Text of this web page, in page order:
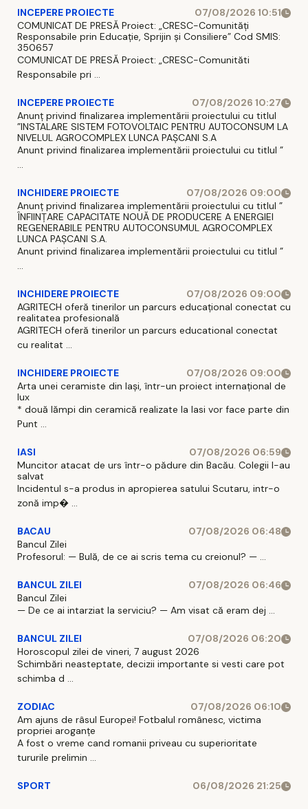
INCEPERE PROIECTE
07/08/2026 10:51
COMUNICAT DE PRESĂ Proiect: „CRESC-Comunități
Responsabile prin Educație, Sprijin și Consiliere” Cod SMIS:
350657
COMUNICAT DE PRESĂ Proiect: „CRESC-Comunităti
Responsabile pri ...
INCEPERE PROIECTE
07/08/2026 10:27
Anunț privind finalizarea implementării proiectului cu titlul
”INSTALARE SISTEM FOTOVOLTAIC PENTRU AUTOCONSUM LA
NIVELUL AGROCOMPLEX LUNCA PAȘCANI S.A
Anunt privind finalizarea implementării proiectului cu titlul ”
...
INCHIDERE PROIECTE
07/08/2026 09:00
Anunț privind finalizarea implementării proiectului cu titlul ”
ÎNFIINȚARE CAPACITATE NOUĂ DE PRODUCERE A ENERGIEI
REGENERABILE PENTRU AUTOCONSUMUL AGROCOMPLEX
LUNCA PAȘCANI S.A.
Anunt privind finalizarea implementării proiectului cu titlul ”
...
INCHIDERE PROIECTE
07/08/2026 09:00
AGRITECH oferă tinerilor un parcurs educațional conectat cu
realitatea profesională
AGRITECH oferă tinerilor un parcurs educational conectat
cu realitat ...
INCHIDERE PROIECTE
07/08/2026 09:00
Arta unei ceramiste din Iași, într-un proiect internațional de
lux
* două lămpi din ceramică realizate la Iasi vor face parte din
Punt ...
IASI
07/08/2026 06:59
Muncitor atacat de urs într-o pădure din Bacău. Colegii l-au
salvat
Incidentul s-a produs in apropierea satului Scutaru, intr-o
zonă imp� ...
BACAU
07/08/2026 06:48
Bancul Zilei
Profesorul: — Bulă, de ce ai scris tema cu creionul? — ...
BANCUL ZILEI
07/08/2026 06:46
Bancul Zilei
— De ce ai intarziat la serviciu? — Am visat că eram dej ...
BANCUL ZILEI
07/08/2026 06:20
Horoscopul zilei de vineri, 7 august 2026
Schimbări neasteptate, decizii importante si vesti care pot
schimba d ...
ZODIAC
07/08/2026 06:10
Am ajuns de râsul Europei! Fotbalul românesc, victima
propriei aroganțe
A fost o vreme cand romanii priveau cu superioritate
tururile prelimin ...
SPORT 06/08/2026 21:25